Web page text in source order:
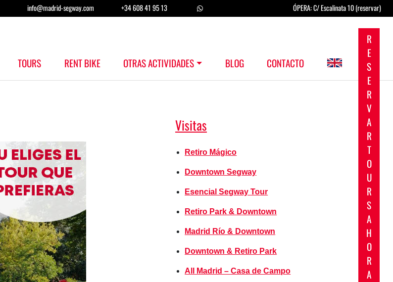
info@madrid-segway.com +34 608 41 95 13 ÓPERA: C/ Escalinata 10 (reservar)
R
E
S
E
R
V
A
R
T
O
U
R
S
A
H
O
R
A
TOURS RENT BIKE OTRAS ACTIVIDADES BLOG CONTACTO
Visitas
Retiro Mágico
Downtown Segway
Esencial Segway Tour
Retiro Park & Downtown
Madrid Río & Downtown
Downtown & Retiro Park
All Madrid – Casa de Campo